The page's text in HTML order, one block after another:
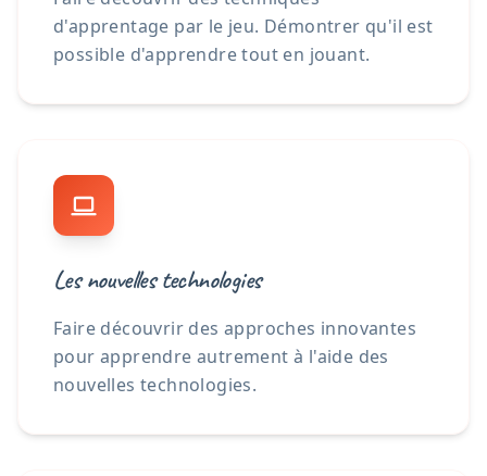
d'apprentage par le jeu. Démontrer qu'il est
possible d'apprendre tout en jouant.
Les nouvelles technologies
Faire découvrir des approches innovantes
pour apprendre autrement à l'aide des
nouvelles technologies.